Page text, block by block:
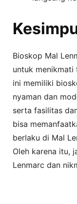
Bioskop Mal
untuk
ini memiliki
nyaman dan
serta fasilitas
bisa
berlaku di Mal
Oleh karena itu,
Lenmarc dan